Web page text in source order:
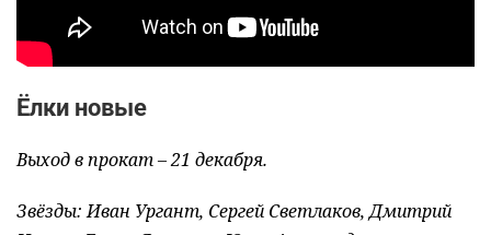
Ёлки новые
Выход в прокат – 21 декабря.
Звёзды: Иван Ургант, Сергей Светлаков, Дмитрий